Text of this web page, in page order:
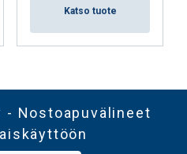
Katso tuote
- Nostoapuvälineet